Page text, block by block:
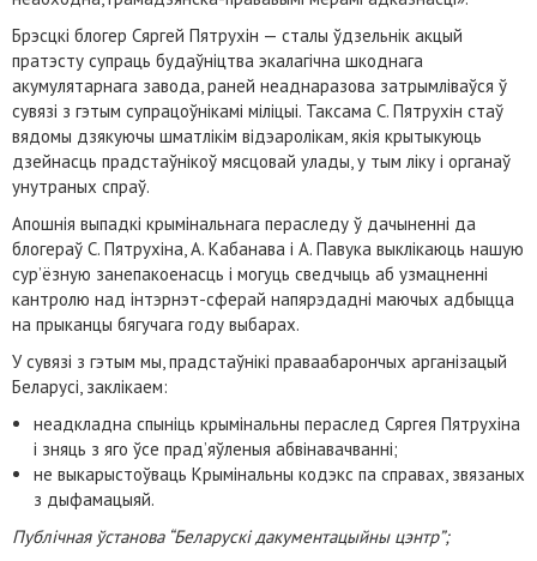
Брэсцкі блогер Cяргей Пятрухін — сталы ўдзельнік акцый
пратэсту супраць будаўніцтва экалагічна шкоднага
акумулятарнага завода, раней неаднаразова затрымліваўся ў
сувязі з гэтым супрацоўнікамі міліцыі. Таксама С. Пятрухін стаў
вядомы дзякуючы шматлікім відэаролікам, якія крытыкуюць
дзейнасць прадстаўнікоў мясцовай улады, у тым ліку і органаў
унутраных спраў.
Апошнія выпадкі крымінальнага пераследу ў дачыненні да
блогераў С. Пятрухіна, А. Кабанава і А. Павука выклікаюць нашую
сур’ёзную занепакоенасць і могуць сведчыць аб узмацненні
кантролю над інтэрнэт-сферай напярэдадні маючых адбыцца
на прыканцы бягучага году выбарах.
У сувязі з гэтым мы, прадстаўнікі праваабарончых арганізацый
Беларусі, заклікаем:
неадкладна спыніць крымінальны пераслед Сяргея Пятрухіна
і зняць з яго ўсе прад’яўленыя абвінавачванні;
не выкарыстоўваць Крымінальны кодэкс па справах, звязаных
з дыфамацыяй.
Публічная ўстанова “Беларускі дакументацыйны цэнтр”;